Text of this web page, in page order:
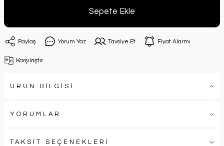
Sepete Ekle
Paylaş Yorum Yaz Tavsiye Et Fiyat Alarmı
Karşılaştır
ÜRÜN BİLGİSİ
YORUMLAR
TAKSİT SEÇENEKLERİ